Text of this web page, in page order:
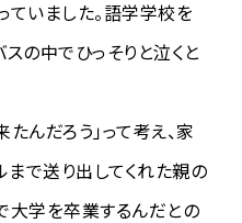
ていました。語学学校を
スの中でひっそりと泣くと
んだろう」って考え、家
で送り出してくれた親の
大学を卒業するんだとの